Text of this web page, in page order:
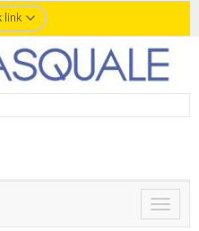
link
Toggle